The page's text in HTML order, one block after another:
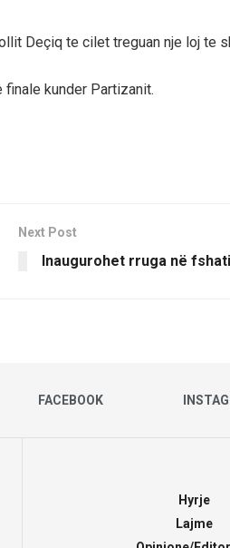
Deçiq te cilet treguan nje loj te
finale kunder Partizanit.
Next Post
Inaugurohet rruga në
FACEBOOK
Hyrje
Lajme